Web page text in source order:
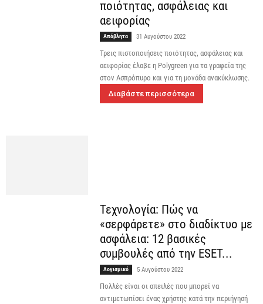
ποιότητας, ασφάλειας και
αειφορίας
Απόβλητα 31 Αυγούστου 2022
Τρεις πιστοποιήσεις ποιότητας, ασφάλειας και
αειφορίας έλαβε η Polygreen για τα γραφεία της
στον Ασπρόπυρο και για τη μονάδα ανακύκλωσης.
Διαβάστε περισσότερα
Τεχνολογία: Πώς να
«σερφάρετε» στο διαδίκτυο με
ασφάλεια: 12 βασικές
συμβουλές από την ESET...
Λογισμικό 5 Αυγούστου 2022
Πολλές είναι οι απειλές που μπορεί να
αντιμετωπίσει ένας χρήστης κατά την περιήγησή